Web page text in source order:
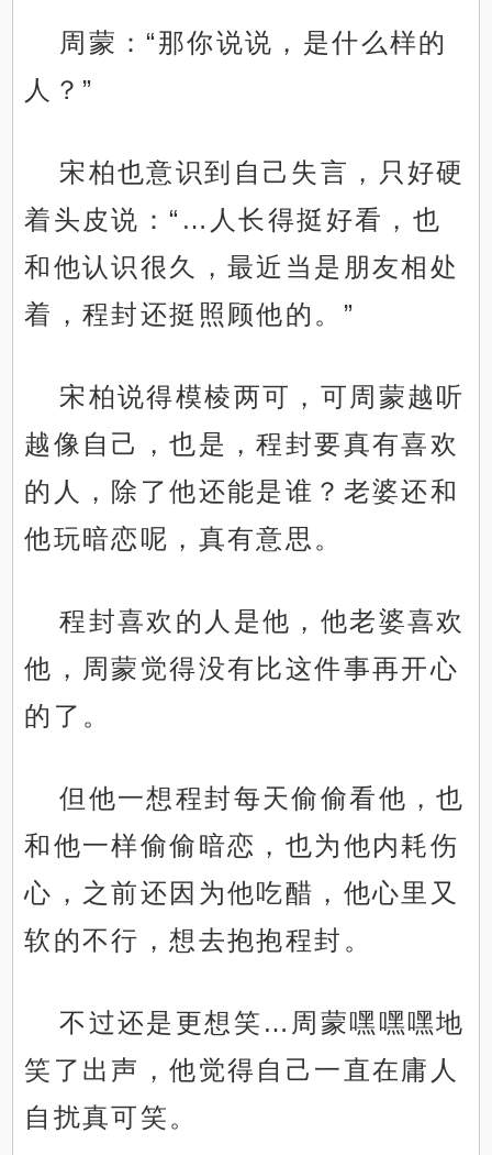
周蒙：“那你说说，是什么样的
人？”
宋柏也意识到自己失言，只好硬
着头皮说：“…人长得挺好看，也
和他认识很久，最近当是朋友相处
着，程封还挺照顾他的。”
宋柏说得模棱两可，可周蒙越听
越像自己，也是，程封要真有喜欢
的人，除了他还能是谁？老婆还和
他玩暗恋呢，真有意思。
程封喜欢的人是他，他老婆喜欢
他，周蒙觉得没有比这件事再开心
的了。
但他一想程封每天偷偷看他，也
和他一样偷偷暗恋，也为他内耗伤
心，之前还因为他吃醋，他心里又
软的不行，想去抱抱程封。
不过还是更想笑…周蒙嘿嘿嘿地
笑了出声，他觉得自己一直在庸人
自扰真可笑。